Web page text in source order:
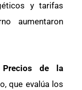
y tarifas
aumentaron
Precios de la
que evalúa los